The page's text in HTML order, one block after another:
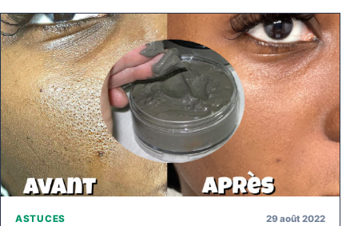
ASTUCES 29 août 2022